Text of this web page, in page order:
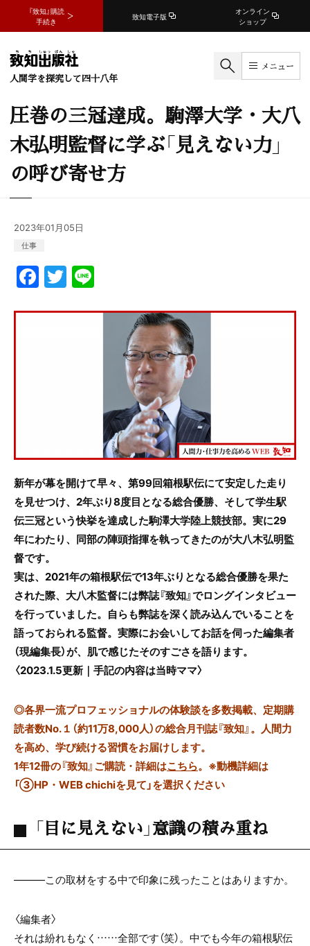
『致知』購読
手続き
致知電子版
オンライン
ショップ
人間学を探究して四十八年
メニュー
圧巻の三冠達成。駒澤大学・大八
木弘明監督に学ぶ「見えない力」
の呼び寄せ方
2023年01月05日
仕事
F
a
c
T
w
itte
新年が幕を開けて早々、第99回箱根駅伝にて安定した走り
を見せつけ、2年ぶり8度目となる総合優勝、そして学生駅
伝三冠という快挙を達成した駒澤大学陸上競技部。実に29
年にわたり、同部の陣頭指揮を執ってきたのが大八木弘明監
督です。
実は、2021年の箱根駅伝で13年ぶりとなる総合優勝を果た
された際、大八木監督には弊誌『致知』でロングインタビュー
を行っていました。自らも弊誌を深く読み込んでいることを
語っておられる監督。実際にお会いしてお話を伺った編集者
（現編集長）が、肌で感じたそのすごさを語ります。
〈2023.1.5更新｜手記の内容は当時ママ〉
◎各界一流プロフェッショナルの体験談を多数掲載、定期購
読者数No.１（約11万8,000人）の総合月刊誌『致知』。人間力
を高め、学び続ける習慣をお届けします。
1年12冊の『致知』ご購読・詳細はこちら。 ※動機詳細は
「③HP・WEB chichiを見て」を選択ください
「目に見えない」意識の積み重ね
―――この取材をする中で印象に残ったことはありますか。
〈編集者〉
それは紛れもなく……全部です（笑）。中でも今年の箱根駅伝